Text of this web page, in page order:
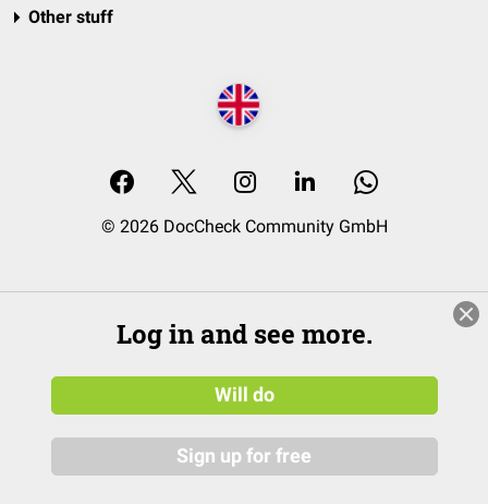
Other stuff
© 2026 DocCheck Community GmbH
Log in and see more.
Will do
Sign up for free